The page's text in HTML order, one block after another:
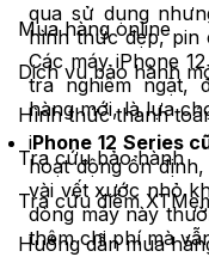
qua sử dụng
hình thức đẹp, pin
Các máy iPhone
tra nghiêm ngặt,
hàng mới, là lựa
iPhone 12 Series
hoạt động ổn
vài vết xước nhỏ
dòng máy này
thêm chi phí mà
Mua hàng online
Dịch vụ bảo hành
Hình thức thanh
Tra cứu bảo hành
Tra cứu điểm
Hướng dẫn mua